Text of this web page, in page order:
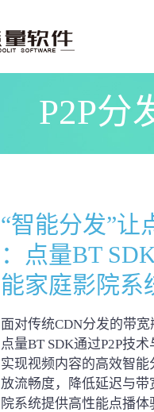
P2P分
“智能分发”让
：点量BT
能家庭影院系
面对传统CDN分发的带宽
点量BT SDK通过P2P技术
实现视频内容的高效智
放流畅度，降低延迟与带
院系统提供高性能点播体